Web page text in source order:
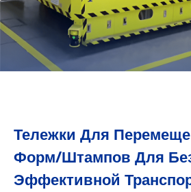
Тележки Для
Форм/штампов Для
Эффективной